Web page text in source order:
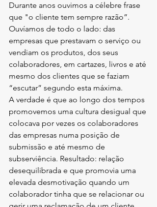
Durante anos ouvimos a célebre frase
que "o cliente tem sempre razão”.
Ouvíamos de todo o lado: das
empresas que prestavam o serviço ou
vendiam os produtos, dos seus
colaboradores, em cartazes, livros e até
mesmo dos clientes que se faziam
“escutar” segundo esta máxima.
A verdade é que ao longo dos tempos
promovemos uma cultura desigual que
colocava por vezes os colaboradores
das empresas numa posição de
submissão e até mesmo de
subserviência. Resultado: relação
desequilibrada e que promovia uma
elevada desmotivação quando um
colaborador tinha que se relacionar ou